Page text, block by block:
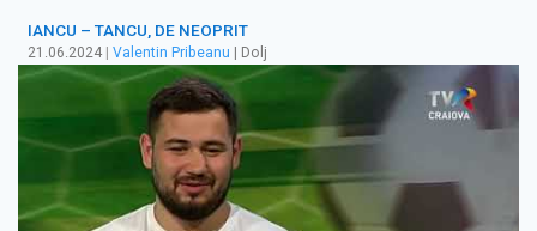
IANCU – TANCU, DE NEOPRIT
21.06.2024 Valentin Pribeanu | Dolj